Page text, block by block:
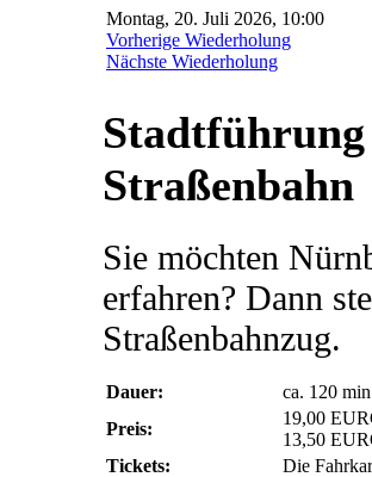
Montag, 20. Juli 2026, 10:00
Vorherige Wiederholung
Nächste Wiederholung
Straßenbahn
Sie möchten
erfahren? Dann
Straßenbahnzug.
Dauer:
ca. 120 min
Preis:
19,00
13,50
Tickets:
Die